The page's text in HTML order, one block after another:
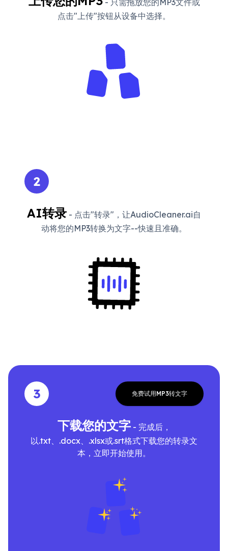
- 只需拖放您的MP3文件或
点击"上传"按钮从设备中选择。
2
AI转录 - 点击"转录"，让AudioCleaner.ai自
动将您的MP3转换为文字--快速且准确。
3 免费试用MP3转文字
下载您的文字- 完成后，
以.txt、.docx、.xlsx或.srt格式下载您的转录文
本，立即开始使用。